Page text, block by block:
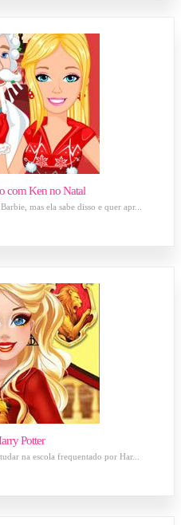
com Ken no Natal
mas ela sabe disso e quer apr...
Potter
na escola frequentado por Har...